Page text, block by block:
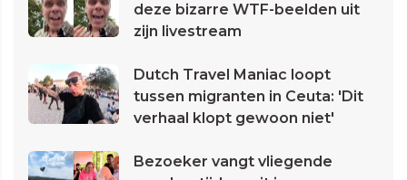
deze bizarre WTF-beelden uit
zijn livestream
Dutch Travel Maniac loopt
tussen migranten in Ceuta: 'Dit
verhaal klopt gewoon niet'
Bezoeker vangt vliegende